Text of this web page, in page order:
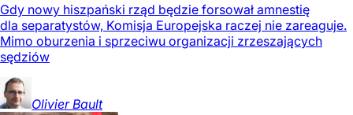
Gdy nowy hiszpański rząd będzie forsował amnestię
dla separatystów, Komisja Europejska raczej nie zareaguje.
Mimo oburzenia i sprzeciwu organizacji zrzeszających
sędziów
Olivier Bault